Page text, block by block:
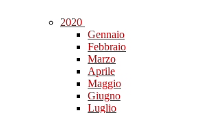
2020
Gennaio
Febbraio
Marzo
Aprile
Maggio
Giugno
Luglio